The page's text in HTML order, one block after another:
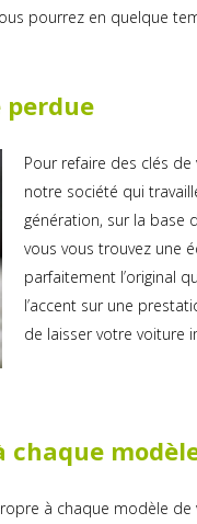
pourrez en quelque
perdue
Pour refaire des clés de
notre société qui
génération, sur la base
vous vous trouvez une
parfaitement l’original
l’accent sur une
de laisser votre voiture
chaque
à chaque modèle de